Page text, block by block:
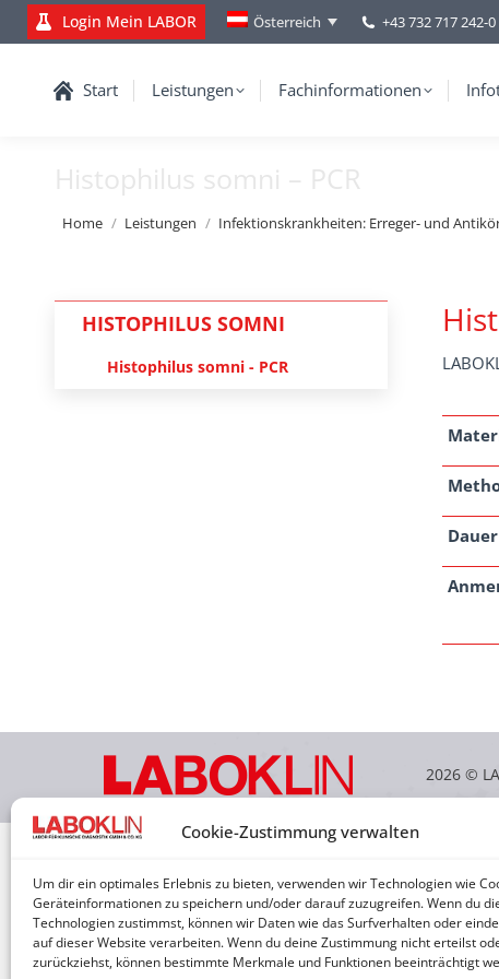
Cookie-Zustimmung verwalten
Um dir ein optimales Erlebnis zu bieten, verwenden wir Technologien wie
Geräteinformationen zu speichern und/oder darauf zuzugreifen. Wenn du
Technologien zustimmst, können wir Daten wie das Surfverhalten oder
auf dieser Website verarbeiten. Wenn du deine Zustimmung nicht erteilst
zurückziehst, können bestimmte Merkmale und Funktionen beeinträchtigt
Login Mein LABOR Österreich +43 732 717 242-0
Start Leistungen Fachinformationen
Histophilus somni – PCR
You are here:
Home Leistungen Infektionskrankheiten: Erreger- und
Dauer
HISTOPHILUS SOMNI
Histophilus somni - PCR
2026 ©